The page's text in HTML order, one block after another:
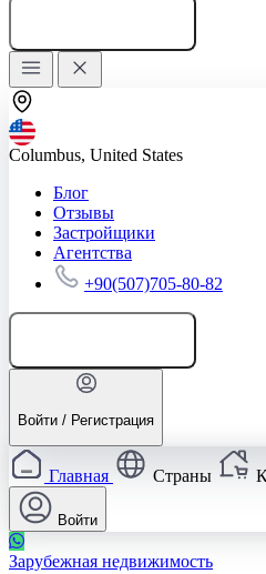
Columbus, United States
Блог
Отзывы
Застройщики
Агентства
+90(507)705-80-82
Войти / Регистрация
Главная Страны
Войти
Зарубежная недвижимость